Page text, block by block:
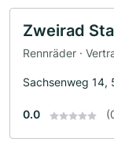
Zweirad
Rennräder ·
Sachsenweg 14,
0.0